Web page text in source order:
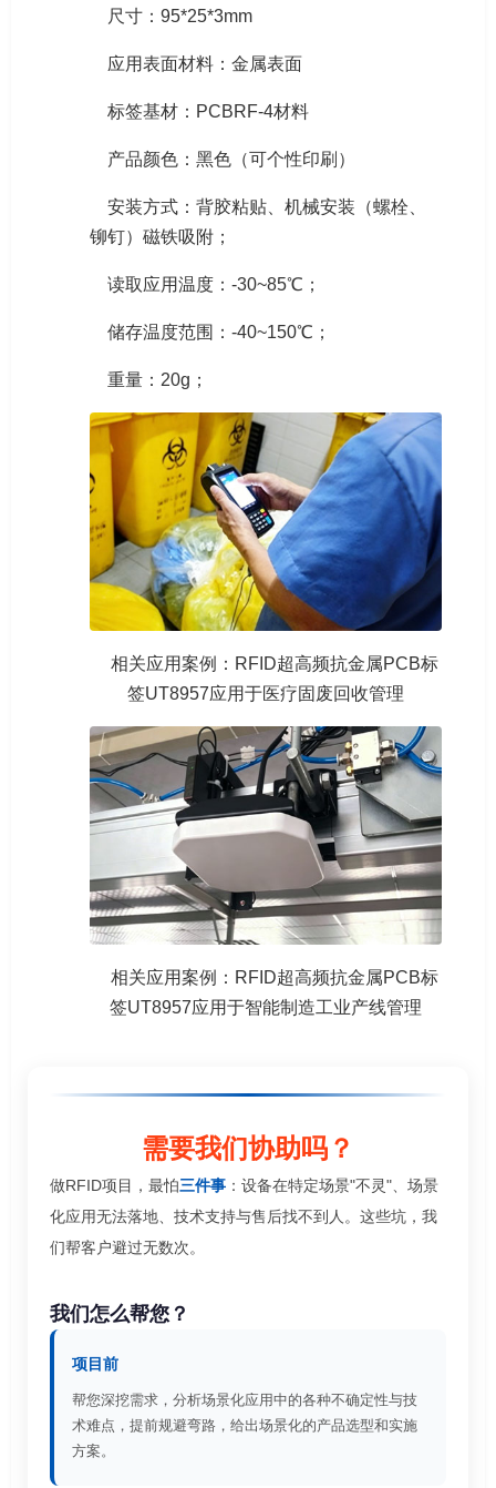
尺寸：95*25*3mm
应用表面材料：金属表面
标签基材：PCBRF-4材料
产品颜色：黑色（可个性印刷）
安装方式：背胶粘贴、机械安装（螺栓、
铆钉）磁铁吸附；
读取应用温度：-30~85℃；
储存温度范围：-40~150℃；
重量：20g；
相关应用案例：RFID超高频抗金属PCB标
签UT8957应用于医疗固废回收管理
相关应用案例：RFID超高频抗金属PCB标
签UT8957应用于智能制造工业产线管理
需要我们协助吗？
做RFID项目，最怕三件事 ：设备在特定场景"不灵"、场景
化应用无法落地、技术支持与售后找不到人。这些坑，我
们帮客户避过无数次。
我们怎么帮您？
项目前
帮您深挖需求，分析场景化应用中的各种不确定性与技
术难点，提前规避弯路，给出场景化的产品选型和实施
方案。